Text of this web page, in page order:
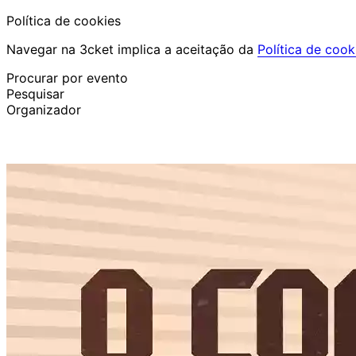
Política de cookies
Navegar na 3cket implica a aceitação da Política de
Procurar por evento
Pesquisar
Organizador
Português
Ajuda ao participante
Login